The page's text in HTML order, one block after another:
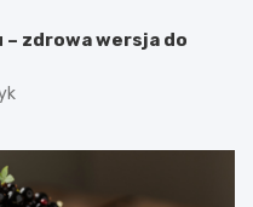
zdrowa wersja do